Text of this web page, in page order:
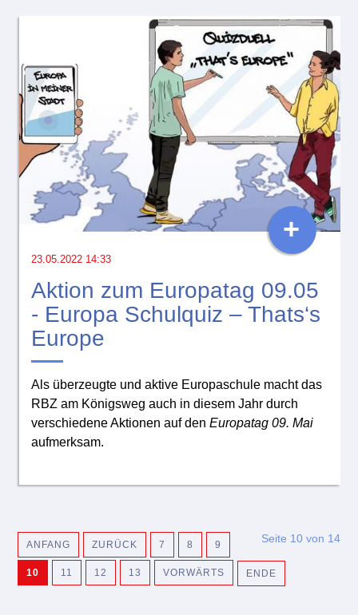
23.05.2022 14:33
Aktion zum Europatag 09.05
- Europa Schulquiz – Thats‘s
Europe
Als überzeugte und aktive Europaschule macht das
RBZ am Königsweg auch in diesem Jahr durch
verschiedene Aktionen auf denEuropatag 09. Mai
aufmerksam.
+
Seite 10 von 14
ANFANG ZURÜCK 7 8 9
10 11 12 13 VORWÄRTS ENDE